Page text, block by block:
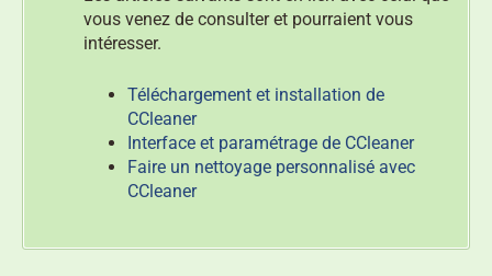
vous venez de consulter et pourraient vous
intéresser.
Téléchargement et installation de
CCleaner
Interface et paramétrage de CCleaner
Faire un nettoyage personnalisé avec
CCleaner